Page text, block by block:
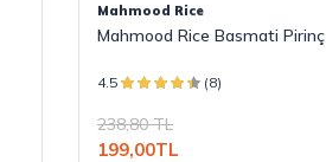
Mahmood Rice
Mahmood Rice Basmati
4.5 (8)
238,80TL
199,00TL